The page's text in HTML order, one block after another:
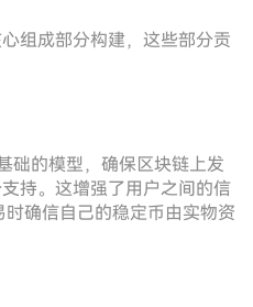
组成部分构建，这些部分贡
础的模型，确保区块链上发
持。这增强了用户之间的信
确信自己的稳定币由实物资